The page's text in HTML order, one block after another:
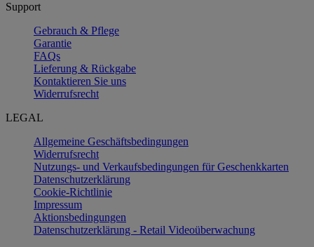
Support
Gebrauch & Pflege
Garantie
FAQs
Lieferung & Rückgabe
Kontaktieren Sie uns
Widerrufsrecht
LEGAL
Allgemeine Geschäftsbedingungen
Widerrufsrecht
Nutzungs- und Verkaufsbedingungen für Geschenkkarten
Datenschutzerklärung
Cookie-Richtlinie
Impressum
Aktionsbedingungen
Datenschutzerklärung - Retail Videoüberwachung